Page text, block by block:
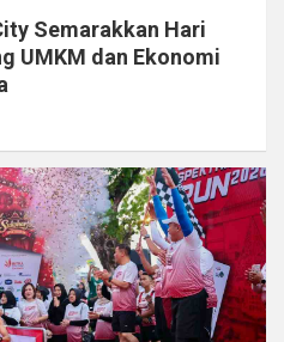
Semarakkan Hari
UMKM dan Ekonomi